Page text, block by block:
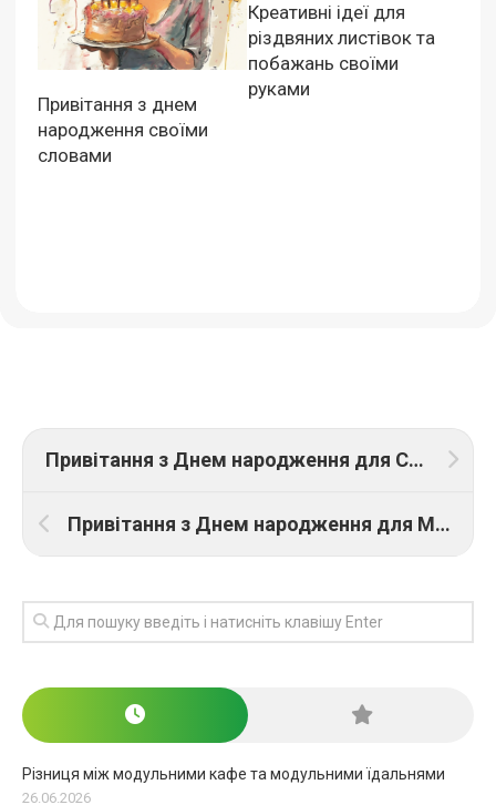
Привітання з днем
народження своїми
словами
Креативні ідеї для
різдвяних листівок та
побажань своїми
руками
Привітання з Днем народження для Степана: ТОП 21 привітань
Привітання з Днем народження для Максима: ТОП 23 привітань
Різниця між модульними кафе та модульними їдальнями
26.06.2026